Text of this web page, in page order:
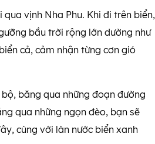
vịnh Nha Phu. Khi đi trên biển,
bầu trời rộng lớn dường như
cả, cảm nhận từng cơn gió
băng qua những đoạn đường
qua những ngọn đèo, bạn sẽ
cùng với làn nước biển xanh